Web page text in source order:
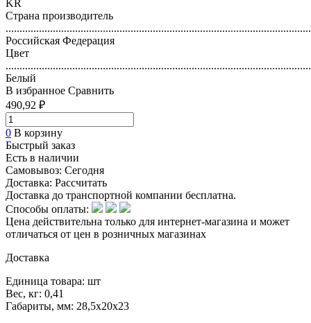
KR
Страна производитель
Российская Федерация
Цвет
Белый
В избранное Сравнить
490,92 ₽
0 В корзину
Быстрый заказ
Есть в наличии
Самовывоз: Сегодня
Доставка: Рассчитать
Доставка до транспортной компании бесплатна.
Способы оплаты:
Цена действительна только для интернет-магазина и может
отличаться от цен в розничных магазинах
Доставка
Единица товара: шт
Вес, кг: 0,41
Габариты, мм: 28,5х20х23